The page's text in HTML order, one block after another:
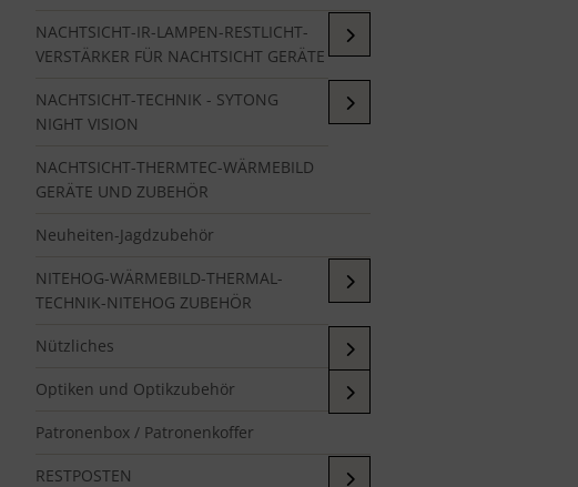
NACHTSICHT-IR-LAMPEN-RESTLICHT-
VERSTÄRKER FÜR NACHTSICHT GERÄTE
NACHTSICHT-TECHNIK - SYTONG
NIGHT VISION
NACHTSICHT-THERMTEC-WÄRMEBILD
GERÄTE UND ZUBEHÖR
Neuheiten-Jagdzubehör
NITEHOG-WÄRMEBILD-THERMAL-
TECHNIK-NITEHOG ZUBEHÖR
Nützliches
Optiken und Optikzubehör
Patronenbox / Patronenkoffer
RESTPOSTEN